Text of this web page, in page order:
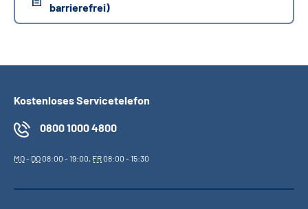
barrierefrei)
Kostenloses Servicetelefon
0800 1000 4800
MO- DO08:00 - 19:00, FR08:00 - 15:30